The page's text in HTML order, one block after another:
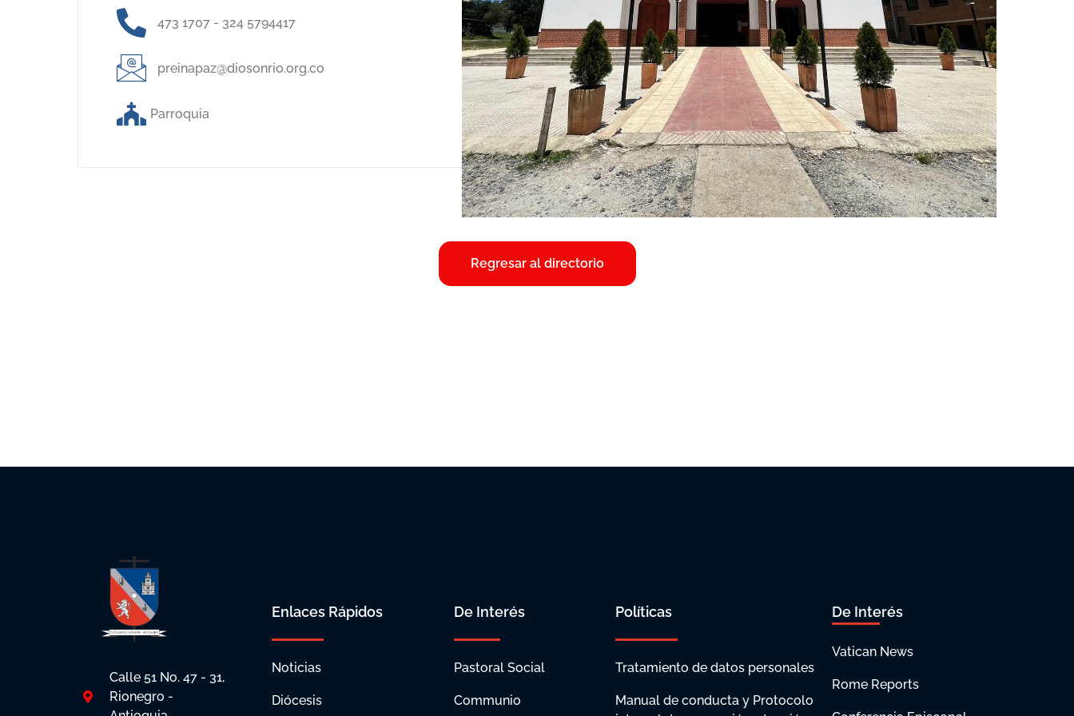
473 1707 - 324 5794417
preinapaz@diosonrio.org.co
Parroquia
Regresar al directorio
Calle 51 No. 47 - 31,
Rionegro -
Enlaces Rápidos
Noticias
Diócesis
De Interés
Pastoral Social
Communio
Políticas
Tratamiento de datos personales
Manual de conducta y Protocolo
De Interés
Vatican News
Rome Reports